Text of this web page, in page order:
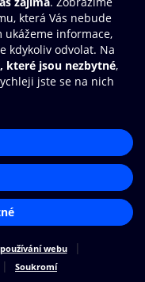
O2 Knihovna
své e-knihy a
a pohodlněji.